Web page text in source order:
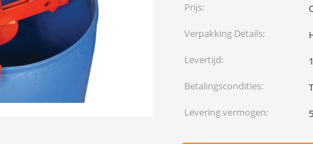
Prijs:
Verpakking Details:
Levertijd:
Betalingscondities:
Levering vermogen: